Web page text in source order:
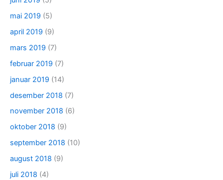
mai 2019 (5)
april 2019 (9)
mars 2019 (7)
februar 2019 (7)
januar 2019 (14)
desember 2018 (7)
november 2018 (6)
oktober 2018 (9)
september 2018 (10)
august 2018 (9)
juli 2018 (4)